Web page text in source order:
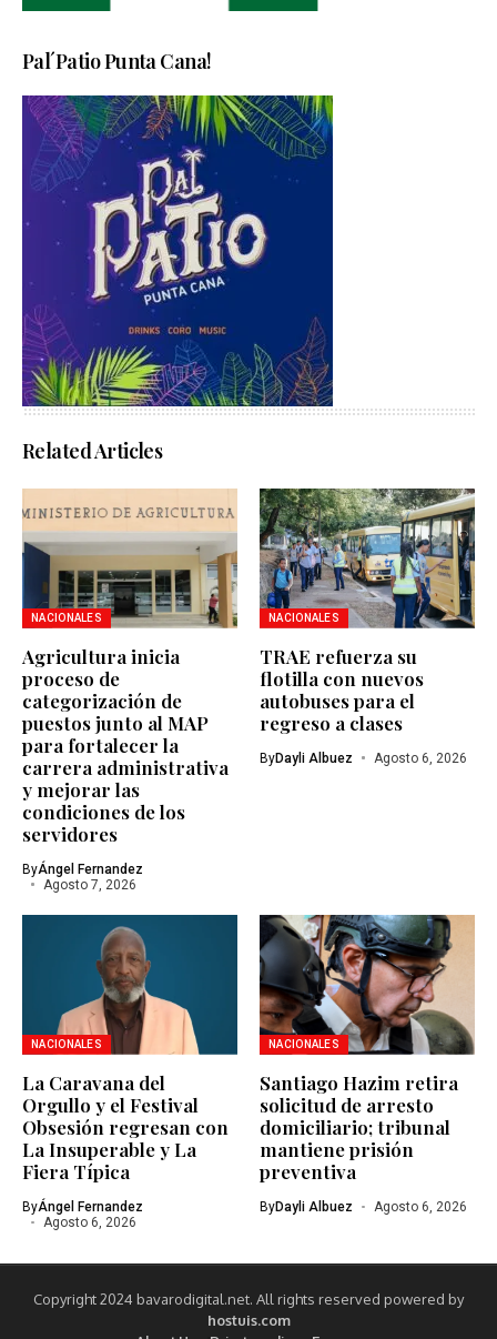
Pal´Patio Punta Cana!
Related Articles
NACIONALES
Agricultura inicia
proceso de
categorización de
puestos junto al MAP
para fortalecer la
carrera administrativa
y mejorar las
condiciones de los
servidores
ByÁngel Fernandez
Agosto 7, 2026
NACIONALES
TRAE refuerza su
flotilla con nuevos
autobuses para el
regreso a clases
ByDayli Albuez Agosto 6, 2026
NACIONALES
La Caravana del
Orgullo y el Festival
Obsesión regresan con
La Insuperable y La
Fiera Típica
ByÁngel Fernandez
Agosto 6, 2026
NACIONALES
Santiago Hazim retira
solicitud de arresto
domiciliario; tribunal
mantiene prisión
preventiva
ByDayli Albuez Agosto 6, 2026
Copyright 2024 bavarodigital.net. All rights reserved powered by
hostuis.com